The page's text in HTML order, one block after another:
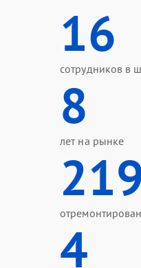
16
сотрудников в
8
лет на рынке
4